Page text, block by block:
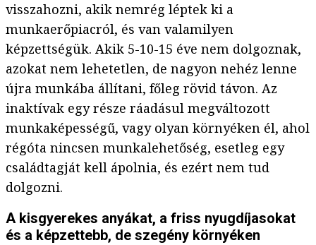
visszahozni, akik nemrég léptek ki a
munkaerőpiacról, és van valamilyen
képzettségük. Akik 5-10-15 éve nem dolgoznak,
azokat nem lehetetlen, de nagyon nehéz lenne
újra munkába állítani, főleg rövid távon. Az
inaktívak egy része ráadásul megváltozott
munkaképességű, vagy olyan környéken él, ahol
régóta nincsen munkalehetőség, esetleg egy
családtagját kell ápolnia, és ezért nem tud
dolgozni.
A kisgyerekes anyákat, a friss nyugdíjasokat
és a képzettebb, de szegény környéken